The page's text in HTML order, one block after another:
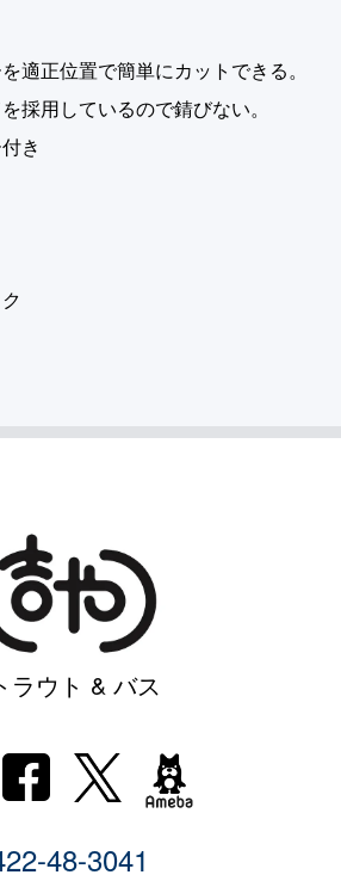
適正位置で簡単にカットできる。
採用しているので錆びない。
き
ラウト & バス
48-3041